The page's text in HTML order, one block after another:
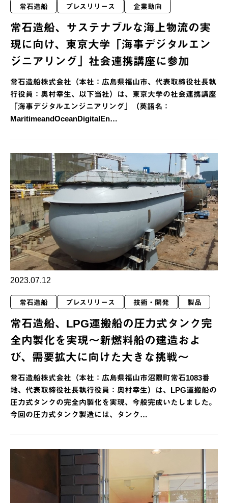
常石造船 プレスリリース 企業動向
常石造船、サステナブルな海上物流の実
現に向け、東京大学「海事デジタルエン
ジニアリング」社会連携講座に参加
常石造船株式会社（本社：広島県福山市、代表取締役社長執
行役員：奥村幸生、以下当社）は、東京大学の社会連携講座
「海事デジタルエンジニアリング」（英語名：
MaritimeandOceanDigitalEn…
2023.07.12
常石造船 プレスリリース 技術・開発 製品
常石造船、LPG運搬船の圧力式タンク完
全内製化を実現～新燃料船の建造およ
び、需要拡大に向けた大きな挑戦～
常石造船株式会社（本社：広島県福山市沼隈町常石1083番
地、代表取締役社長執行役員：奥村幸生）は、LPG運搬船の
圧力式タンクの完全内製化を実現、今般完成いたしました。
今回の圧力式タンク製造には、タンク…